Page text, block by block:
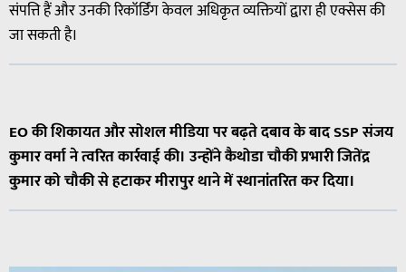
संपत्ति हैं और उनकी रिकॉर्डिंग केवल अधिकृत व्यक्तियों द्वारा ही एक्सेस की
जा सकती है।
EO की शिकायत और सोशल मीडिया पर बढ़ते दबाव के बाद SSP संजय
कुमार वर्मा ने त्वरित कार्रवाई की। उन्होंने कैथोडा चौकी प्रभारी जितेंद्र
कुमार को चौकी से हटाकर मीरापुर थाने में स्थानांतरित कर दिया।